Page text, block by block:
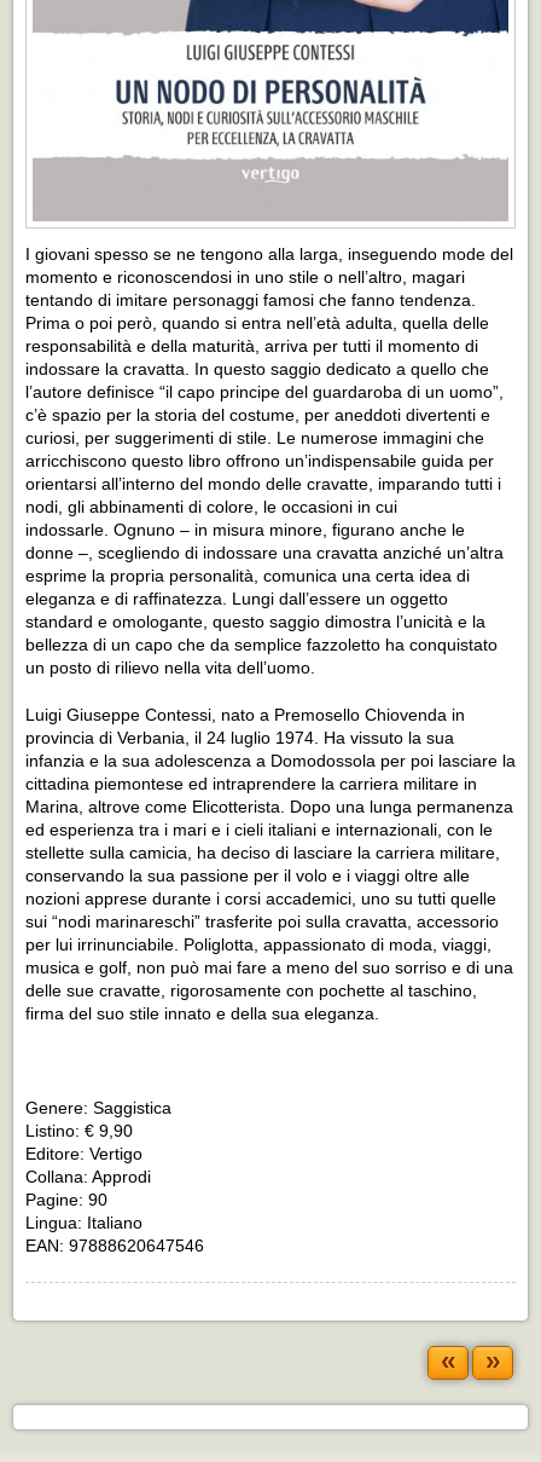
I giovani spesso se ne tengono alla larga, inseguendo mode del
momento e riconoscendosi in uno stile o nell’altro, magari
tentando di imitare personaggi famosi che fanno tendenza.
Prima o poi però, quando si entra nell’età adulta, quella delle
responsabilità e della maturità, arriva per tutti il momento di
indossare la cravatta. In questo saggio dedicato a quello che
l’autore definisce “il capo principe del guardaroba di un uomo”,
c’è spazio per la storia del costume, per aneddoti divertenti e
curiosi, per suggerimenti di stile. Le numerose immagini che
arricchiscono questo libro offrono un’indispensabile guida per
orientarsi all’interno del mondo delle cravatte, imparando tutti i
nodi, gli abbinamenti di colore, le occasioni in cui
indossarle. Ognuno ‒ in misura minore, figurano anche le
donne ‒, scegliendo di indossare una cravatta anziché un’altra
esprime la propria personalità, comunica una certa idea di
eleganza e di raffinatezza. Lungi dall’essere un oggetto
standard e omologante, questo saggio dimostra l’unicità e la
bellezza di un capo che da semplice fazzoletto ha conquistato
un posto di rilievo nella vita dell’uomo.
Luigi Giuseppe Contessi, nato a Premosello Chiovenda in
provincia di Verbania, il 24 luglio 1974. Ha vissuto la sua
infanzia e la sua adolescenza a Domodossola per poi lasciare la
cittadina piemontese ed intraprendere la carriera militare in
Marina, altrove come Elicotterista. Dopo una lunga permanenza
ed esperienza tra i mari e i cieli italiani e internazionali, con le
stellette sulla camicia, ha deciso di lasciare la carriera militare,
conservando la sua passione per il volo e i viaggi oltre alle
nozioni apprese durante i corsi accademici, uno su tutti quelle
sui “nodi marinareschi” trasferite poi sulla cravatta, accessorio
per lui irrinunciabile. Poliglotta, appassionato di moda, viaggi,
musica e golf, non può mai fare a meno del suo sorriso e di una
delle sue cravatte, rigorosamente con pochette al taschino,
firma del suo stile innato e della sua eleganza.
Genere: Saggistica
Listino: € 9,90
Editore: Vertigo
Collana: Approdi
Pagine: 90
Lingua: Italiano
EAN: 97888620647546
« »